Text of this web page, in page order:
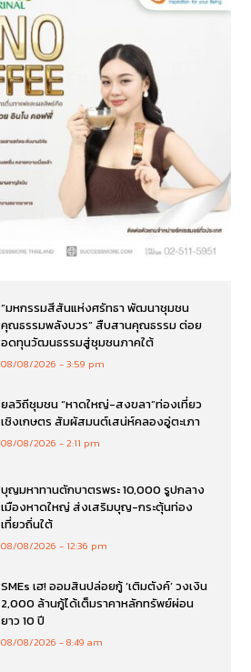
“มหกรรมสีสันแห่งศรัทธา พัฒนาชุมชน
คุณธรรมพลังบวร” สืบสานคุณธรรม ต่อย
อดทุนวัฒนธรรมสู่ชุมชนภาคใต้
08/08/2026 3:59 pm
ยลวิถีชุมชน “หาดใหญ่-สงขลา”ท่องเที่ยว
เชิงเกษตร สัมผัสมนต์เสน่ห์คลองอู่ตะเภา
08/08/2026 2:11 pm
บุญมหาทานตักบาตรพระ 10,000 รูปกลาง
เมืองหาดใหญ่ ส่งเสริมบุญ-กระตุ้นท่อง
เที่ยวถิ่นใต้
08/08/2026 12:36 pm
SMEs เฮ! ออมสินปล่อยกู้ ‘เติมตังค์’ วงเงิน
2,000 ล้านกู้ได้เต็มราคาหลักทรัพย์ผ่อน
ยาว 10 ปี
08/08/2026 8:49 am